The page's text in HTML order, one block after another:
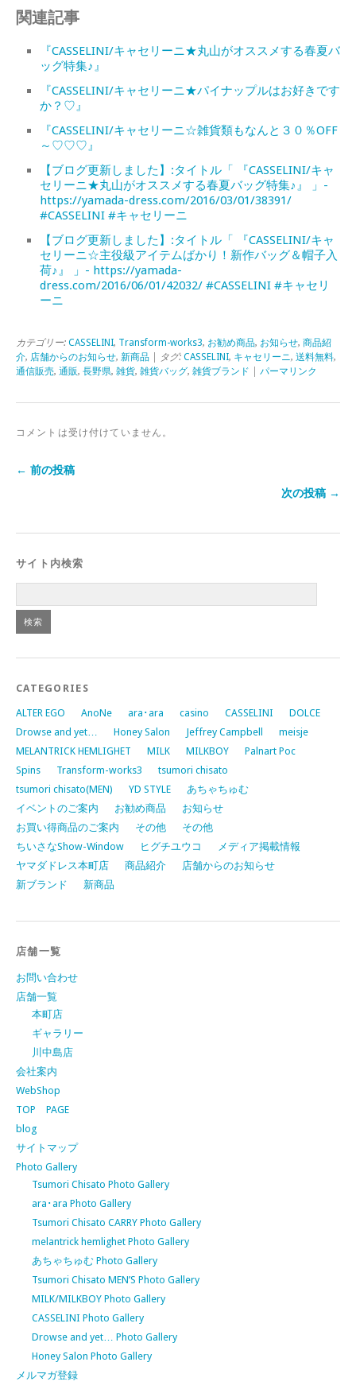
関連記事
『CASSELINI/キャセリーニ★丸山がオススメする春夏バ
ッグ特集♪』
『CASSELINI/キャセリーニ★パイナップルはお好きです
か？♡』
『CASSELINI/キャセリーニ☆雑貨類もなんと３０％OFF
～♡♡♡』
【ブログ更新しました】:タイトル「 『CASSELINI/キャ
セリーニ★丸山がオススメする春夏バッグ特集♪』 」-
https://yamada-dress.com/2016/03/01/38391/
#CASSELINI #キャセリーニ
【ブログ更新しました】:タイトル「 『CASSELINI/キャ
セリーニ☆主役級アイテムばかり！新作バッグ＆帽子入
荷♪』 」- https://yamada-
dress.com/2016/06/01/42032/ #CASSELINI #キャセリ
ーニ
カテゴリー: CASSELINI, Transform-works3, お勧め商品, お知らせ, 商品紹
介, 店舗からのお知らせ, 新商品 | タグ: CASSELINI, キャセリーニ, 送料無料,
通信販売, 通販, 長野県, 雑貨, 雑貨バッグ, 雑貨ブランド パーマリンク
コメントは受け付けていません。
← 前の投稿
次の投稿 →
サイト内検索
CATEGORIES
ALTER EGO AnoNe ara･ara casino CASSELINI
DOLCE
Drowse and yet…
Honey Salon Jeffrey Campbell
meisje
MELANTRICK HEMLIGHET
MILK MILKBOY
Palnart Poc
Spins
Transform-works3
tsumori chisato
tsumori chisato(MEN)
YD STYLE
あちゃちゅむ
イベントのご案内
お勧め商品
お知らせ
お買い得商品のご案内
その他
その他
ちいさなShow-Window
ヒグチユウコ
メディア掲載情報
ヤマダドレス本町店
商品紹介
店舗からのお知らせ
新ブランド
新商品
店舗一覧
お問い合わせ
店舗一覧
本町店
ギャラリー
川中島店
会社案内
WebShop
TOP PAGE
blog
サイトマップ
Photo Gallery
Tsumori Chisato Photo Gallery
ara･ara Photo Gallery
Tsumori Chisato CARRY Photo Gallery
melantrick hemlighet Photo Gallery
あちゃちゅむ Photo Gallery
Tsumori Chisato MEN’S Photo Gallery
MILK/MILKBOY Photo Gallery
CASSELINI Photo Gallery
Drowse and yet… Photo Gallery
Honey Salon Photo Gallery
メルマガ登録